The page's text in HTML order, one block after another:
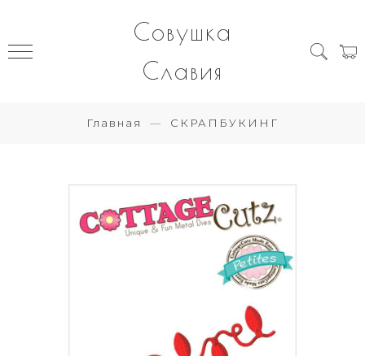
Совушка
Славия
Главная СКРАПБУКИНГ